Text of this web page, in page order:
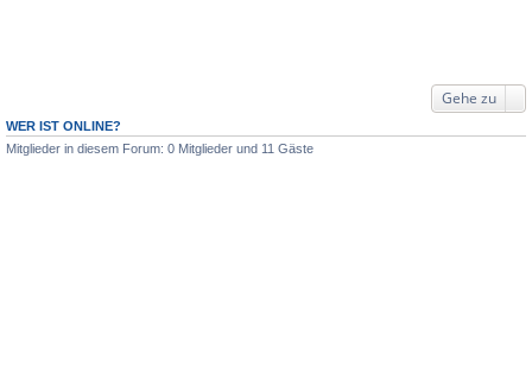
Gehe zu
WER IST ONLINE?
Mitglieder in diesem Forum: 0 Mitglieder und 11 Gäste